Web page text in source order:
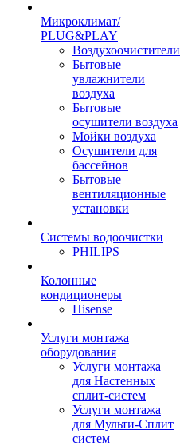
Микроклимат/
PLUG&PLAY
Воздухоочистители
Бытовые
увлажнители
воздуха
Бытовые
осушители воздуха
Мойки воздуха
Осушители для
бассейнов
Бытовые
вентиляционные
установки
Системы водоочистки
PHILIPS
Колонные
кондиционеры
Hisense
Услуги монтажа
оборудования
Услуги монтажа
для Настенных
сплит-систем
Услуги монтажа
для Мульти-Сплит
систем